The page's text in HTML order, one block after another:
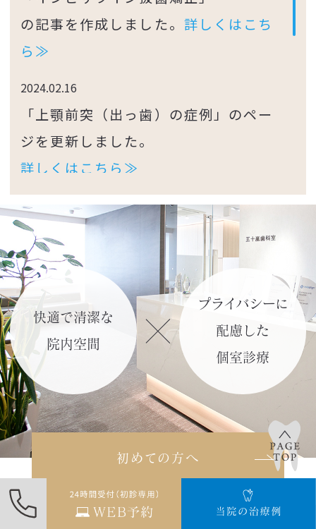
の記事を作成しました。 詳しくはこち
ら≫
2024.02.16
「上顎前突（出っ歯）の症例」のペー
ジを更新しました。
詳しくはこちら≫
2024.02.13
「リモートチェック（遠隔モニタリン
グ）」
の記事を作成しました。詳しくはこち
ら≫
2024.02.11
「光加速矯正装置（オルソパルス）」
のページを更新しました。
詳しくはこちら≫
「矯正年齢別のお悩みについて」の記
事を更新しました。
快適で清潔な
院内空間
プライバシーに
配慮した
個室診療
初めての方へ